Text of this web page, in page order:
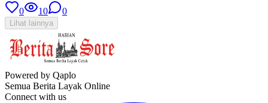
0
10 0
Lihat lainnya
Powered by Qaplo
Semua Berita Layak Online
Connect with us